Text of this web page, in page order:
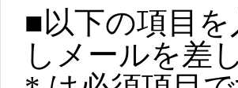
■以下の項目
しメールを差